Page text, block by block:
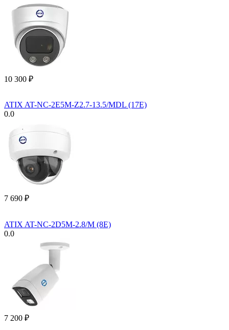
10 300 ₽
ATIX AT-NC-2E5M-Z2.7-13.5/MDL (17E)
0.0
7 690 ₽
ATIX AT-NC-2D5M-2.8/M (8E)
0.0
7 200 ₽